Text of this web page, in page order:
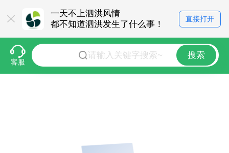
一天不上泗洪风情
都不知道泗洪发生了什么事！
直接打开
客服
搜索